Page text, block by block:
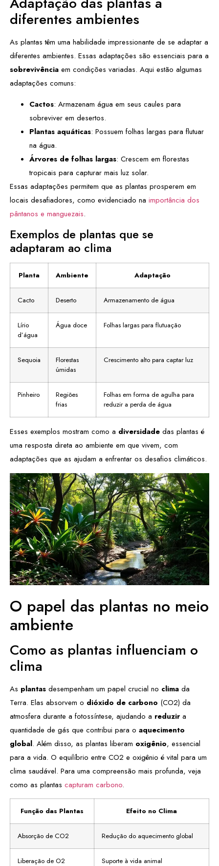
diferentes ambientes
As plantas têm uma habilidade impressionante de se adaptar a
diferentes ambientes. Essas adaptações são essenciais para a
sobrevivência em condições variadas. Aqui estão algumas
adaptações comuns:
Cactos: Armazenam água em seus caules para
sobreviver em desertos.
Plantas aquáticas: Possuem folhas largas para flutuar
na água.
Árvores de folhas largas: Crescem em florestas
tropicais para capturar mais luz solar.
Essas adaptações permitem que as plantas prosperem em
locais desafiadores, como evidenciado na importância dos
pântanos e manguezais.
Exemplos de plantas que se
adaptaram ao clima
Planta Ambiente Adaptação
Cacto Deserto Armazenamento de água
Lírio
d’água
Água doce Folhas largas para flutuação
Sequoia
Florestas
úmidas
Crescimento alto para captar luz
Pinheiro
Regiões
frias
Folhas em forma de agulha para
reduzir a perda de água
Esses exemplos mostram como a diversidade das plantas é
uma resposta direta ao ambiente em que vivem, com
adaptações que as ajudam a enfrentar os desafios climáticos.
O papel das plantas no meio
ambiente
Como as plantas influenciam o
clima
As plantas desempenham um papel crucial no clima da
Terra. Elas absorvem o dióxido de carbono (CO2) da
atmosfera durante a fotossíntese, ajudando a reduzira
quantidade de gás que contribui para o aquecimento
global. Além disso, as plantas liberam oxigênio, essencial
para a vida. O equilíbrio entre CO2 e oxigênio é vital para um
clima saudável. Para uma compreensão mais profunda, veja
como as plantas capturam carbono.
Função das Plantas Efeito no Clima
Absorção de CO2 Redução do aquecimento global
Liberação de O2 Suporte à vida animal